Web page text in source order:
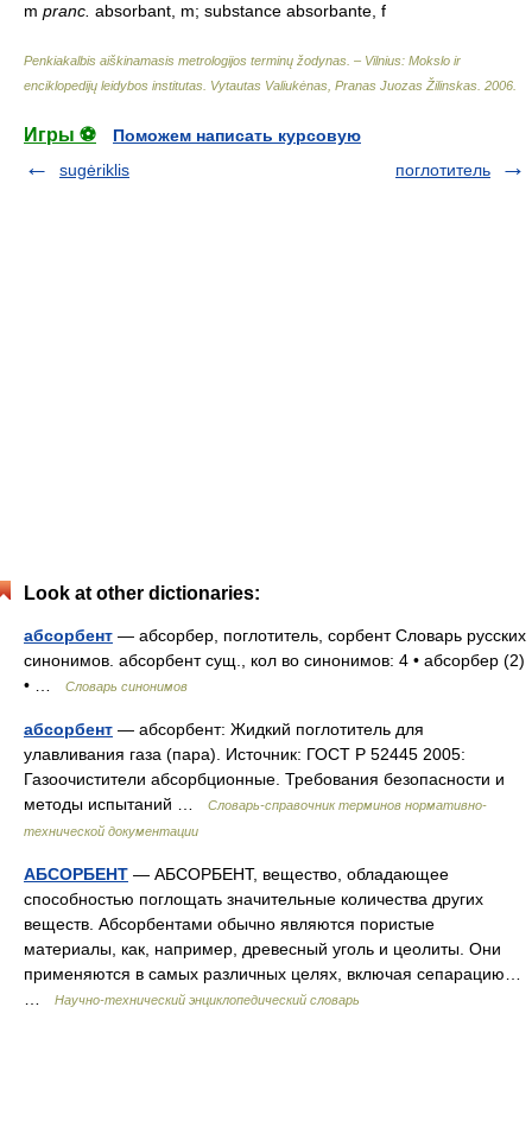
m pranc. absorbant, m; substance absorbante, f
Penkiakalbis aiškinamasis metrologijos terminų žodynas. – Vilnius: Mokslo ir
enciklopedijų leidybos institutas Vytautas Valiukėnas, Pranas Juozas Žilinskas 2006
Игры ⚽
Поможем написать курсовую
sugėriklis
поглотитель
Look at other dictionaries:
абсорбент — абсорбер, поглотитель, сорбент Словарь русских
синонимов. абсорбент сущ., кол во синонимов: 4 • абсорбер (2)
• …
Словарь синонимов
абсорбент — абсорбент: Жидкий поглотитель для
улавливания газа (пара). Источник: ГОСТ Р 52445 2005:
Газоочистители абсорбционные. Требования безопасности и
методы испытаний …
Словарь-справочник терминов нормативно-
технической документации
АБСОРБЕНТ — АБСОРБЕНТ, вещество, обладающее
способностью поглощать значительные количества других
веществ. Абсорбентами обычно являются пористые
материалы, как, например, древесный уголь и цеолиты. Они
применяются в самых различных целях, включая сепарацию…
Научно-технический энциклопедический словарь